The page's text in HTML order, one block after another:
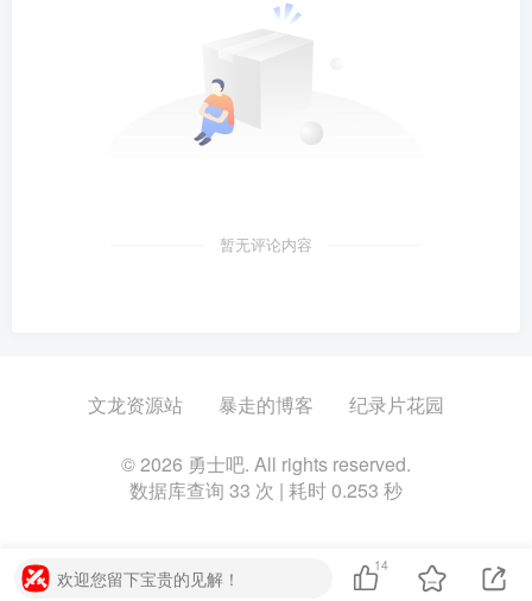
暂无评论内容
文龙资源站 暴走的博客 纪录片花园
© 2026 勇士吧. All rights reserved.
数据库查询 33 次 | 耗时 0.253 秒
欢迎您留下宝贵的见解！
14